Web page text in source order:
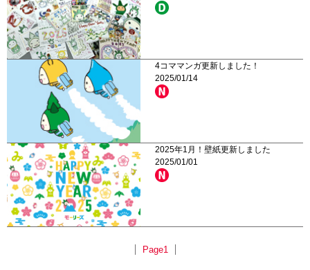
4コママンガ更新しました！
2025/01/14
2025年1月！壁紙更新しました
2025/01/01
Page1